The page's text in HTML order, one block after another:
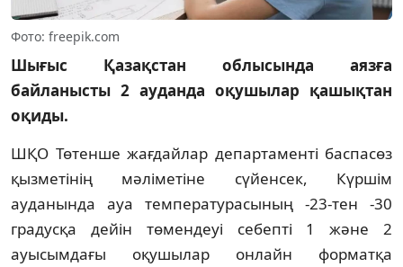
Фото: freepik.com
Шығыс Қазақстан облысында аязға
байланысты 2 ауданда оқушылар қашықтан
оқиды.
ШҚО Төтенше жағдайлар департаменті баспасөз
қызметінің мәліметіне сүйенсек, Күршім
ауданында ауа температурасының -23-тен -30
градусқа дейін төмендеуі себепті 1 және 2
ауысымдағы оқушылар онлайн форматқа